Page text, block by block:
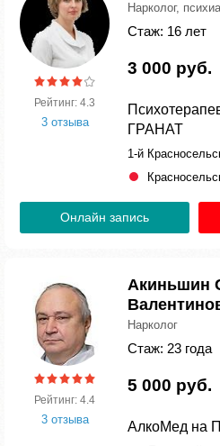
Рейтинг: 4.3
3 отзыва
Нарколог,
Стаж: 16 лет
3 000 руб.
ГРАНАТ
1-й
Онлайн запись
Рейтинг: 4.4
3 отзыва
Акиньшин
Нарколог
Стаж: 23 года
5 000 руб.
АлкоМед на